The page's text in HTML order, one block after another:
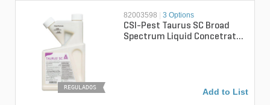
REGULADOS
82003598 | 3 Options
CSI-Pest Taurus SC Broad
Spectrum Liquid Concetrate
Add to List